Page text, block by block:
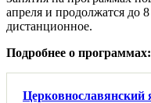
апреля и продолжатся до
дистанционное.
Подробнее о программах:
Церковнославянский